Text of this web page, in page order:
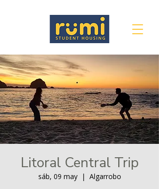
Litoral Central Trip
sáb, 09 may
  |
Algarrobo